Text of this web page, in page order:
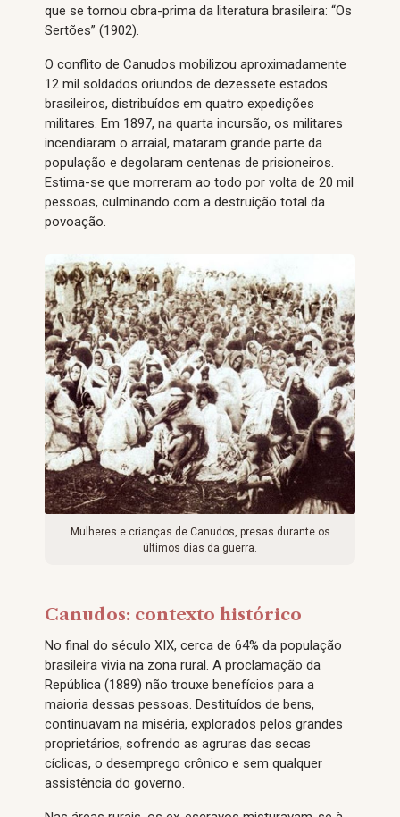
que se tornou obra-prima da literatura brasileira: “Os
Sertões” (1902).
O conflito de Canudos mobilizou aproximadamente
12 mil soldados oriundos de dezessete estados
brasileiros, distribuídos em quatro expedições
militares. Em 1897, na quarta incursão, os militares
incendiaram o arraial, mataram grande parte da
população e degolaram centenas de prisioneiros.
Estima-se que morreram ao todo por volta de 20 mil
pessoas, culminando com a destruição total da
povoação.
Mulheres e crianças de Canudos, presas durante os
últimos dias da guerra.
Canudos: contexto histórico
No final do século XIX, cerca de 64% da população
brasileira vivia na zona rural. A proclamação da
República (1889) não trouxe benefícios para a
maioria dessas pessoas. Destituídos de bens,
continuavam na miséria, explorados pelos grandes
proprietários, sofrendo as agruras das secas
cíclicas, o desemprego crônico e sem qualquer
assistência do governo.